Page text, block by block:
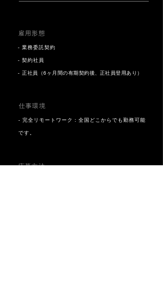
雇用形態
- 業務委託契約
- 契約社員
- 正社員（6ヶ月間の有期契約後 正社員登用あり）
仕事環境
- 完全リモートワーク：全国どこからでも勤務可能
です。
応募方法